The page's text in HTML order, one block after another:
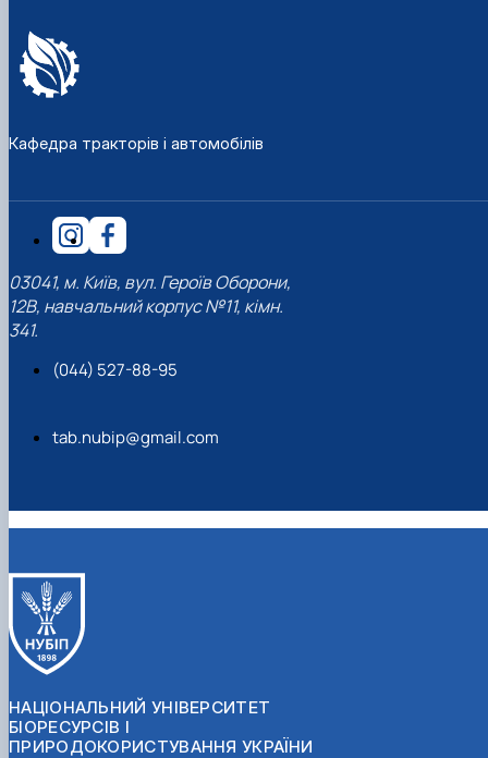
Кафедра тракторів і автомобілів
03041, м. Київ, вул. Героїв Оборони,
12В, навчальний корпус №11, кімн.
341.
(044) 527-88-95
tab.nubip@gmail.com
НАЦІОНАЛЬНИЙ УНІВЕРСИТЕТ
БІОРЕСУРСІВ І
ПРИРОДОКОРИСТУВАННЯ УКРАЇНИ